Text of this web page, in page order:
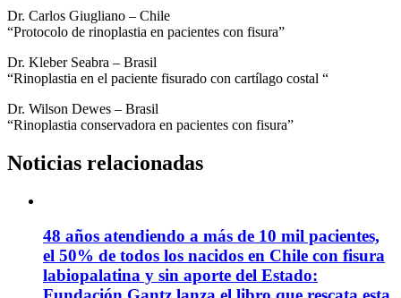
Dr. Carlos Giugliano – Chile
“Protocolo de rinoplastia en pacientes con fisura”
Dr. Kleber Seabra – Brasil
“Rinoplastia en el paciente fisurado con cartílago costal “
Dr. Wilson Dewes – Brasil
“Rinoplastia conservadora en pacientes con fisura”
Noticias relacionadas
48 años atendiendo a más de 10 mil pacientes,
el 50% de todos los nacidos en Chile con fisura
labiopalatina y sin aporte del Estado: